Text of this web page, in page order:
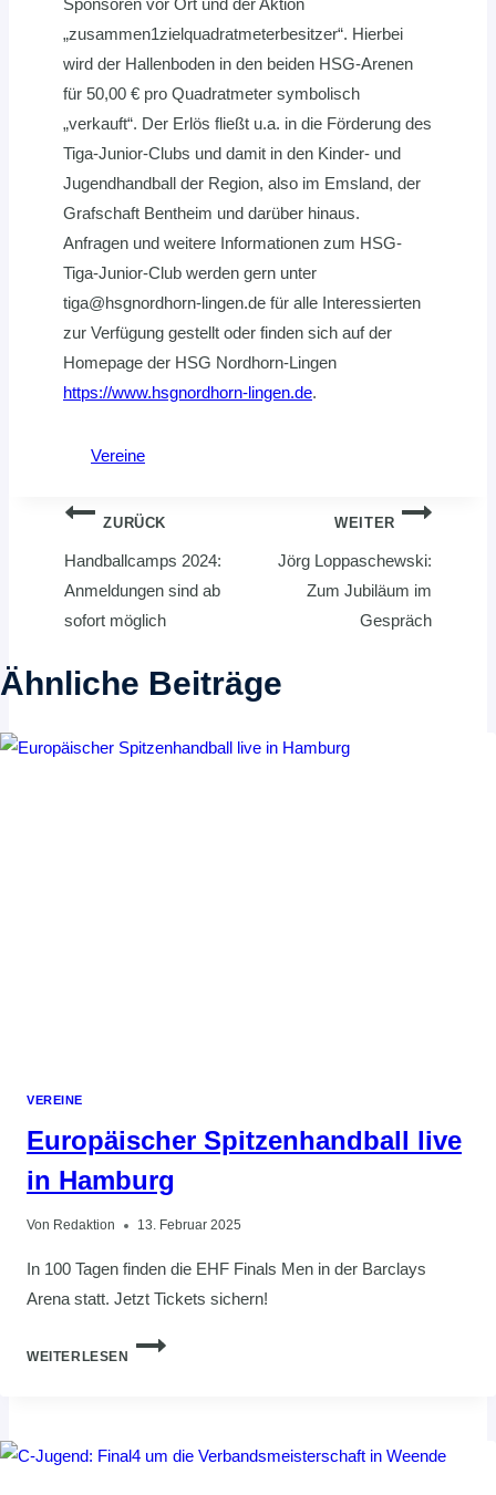
Sponsoren vor Ort und der Aktion
„zusammen1zielquadratmeterbesitzer“. Hierbei
wird der Hallenboden in den beiden HSG-Arenen
für 50,00 € pro Quadratmeter symbolisch
„verkauft“. Der Erlös fließt u.a. in die Förderung des
Tiga-Junior-Clubs und damit in den Kinder- und
Jugendhandball der Region, also im Emsland, der
Grafschaft Bentheim und darüber hinaus.
Anfragen und weitere Informationen zum HSG-
Tiga-Junior-Club werden gern unter
tiga@hsgnordhorn-lingen.de für alle Interessierten
zur Verfügung gestellt oder finden sich auf der
Homepage der HSG Nordhorn-Lingen
https://www.hsgnordhorn-lingen.de.
Vereine
Beitragsnavigation
ZURÜCK
Handballcamps 2024:
Anmeldungen sind ab
sofort möglich
WEITER
Jörg Loppaschewski:
Zum Jubiläum im
Gespräch
Ähnliche Beiträge
VEREINE
Europäischer Spitzenhandball live
in Hamburg
Von Redaktion 13. Februar 2025
In 100 Tagen finden die EHF Finals Men in der Barclays
Arena statt. Jetzt Tickets sichern!
WEITERLESEN
EUROPÄISCHER